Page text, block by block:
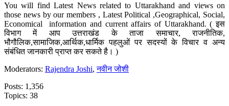
You will find Latest News related to Uttarakhand and views on
those news by our members , Latest Political ,Geographical, Social,
Economical information and current affairs of Uttarakhand. ( इस
विभाग में आप उत्तराखंड के ताजा समाचार, राजनीतिक,
भौगौलिक,सामाजिक,आर्थिक,धार्मिक पहलुओं पर सदस्यों के विचार व अन्य
संबंधित जानकारी प्राप्त कर सकते है। )
Moderators: Rajendra Joshi,नवीन जोशी
Posts: 1,356
Topics: 38